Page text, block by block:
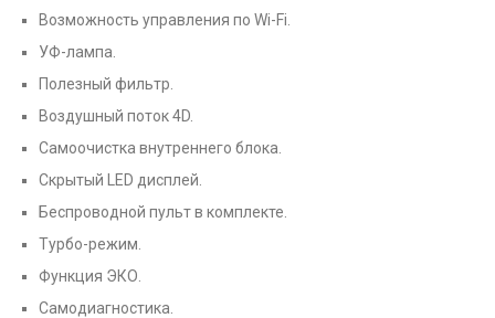
Возможность управления по Wi-Fi.
УФ-лампа.
Полезный фильтр.
Воздушный поток 4D.
Самоочистка внутреннего блока.
Скрытый LED дисплей.
Беспроводной пульт в комплекте.
Турбо-режим.
Функция ЭКО.
Самодиагностика.